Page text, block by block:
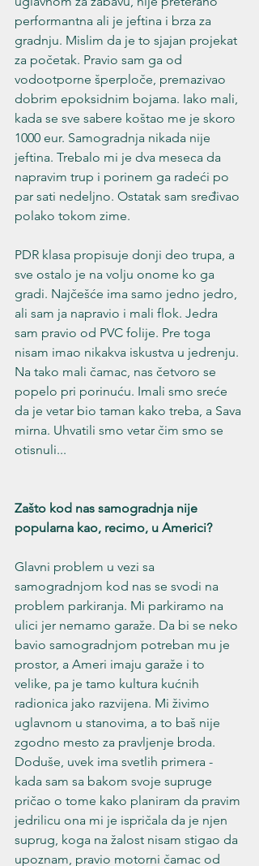
performantna ali je jeftina i brza za
gradnju. Mislim da je to sjajan projekat
za početak. Pravio sam ga od
vodootporne šperploče, premazivao
dobrim epoksidnim bojama. Iako mali,
kada se sve sabere koštao me je skoro
1000 eur. Samogradnja nikada nije
jeftina. Trebalo mi je dva meseca da
napravim trup i porinem ga radeći po
par sati nedeljno. Ostatak sam sređivao
polako tokom zime.
PDR klasa propisuje donji deo trupa, a
sve ostalo je na volju onome ko ga
gradi. Najčešće ima samo jedno jedro,
ali sam ja napravio i mali flok. Jedra
sam pravio od PVC folije. Pre toga
nisam imao nikakva iskustva u jedrenju.
Na tako mali čamac, nas četvoro se
popelo pri porinuću. Imali smo sreće
da je vetar bio taman kako treba, a Sava
mirna. Uhvatili smo vetar čim smo se
otisnuli...
Zašto kod nas samogradnja nije
popularna kao, recimo, u Americi?
Glavni problem u vezi sa
samogradnjom kod nas se svodi na
problem parkiranja. Mi parkiramo na
ulici jer nemamo garaže. Da bi se neko
bavio samogradnjom potreban mu je
prostor, a Ameri imaju garaže i to
velike, pa je tamo kultura kućnih
radionica jako razvijena. Mi živimo
uglavnom u stanovima, a to baš nije
zgodno mesto za pravljenje broda.
Doduše, uvek ima svetlih primera -
kada sam sa bakom svoje supruge
pričao o tome kako planiram da pravim
jedrilicu ona mi je ispričala da je njen
suprug, koga na žalost nisam stigao da
upoznam, pravio motorni čamac od